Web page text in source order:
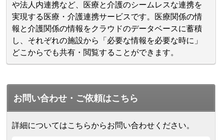
や法人内連携など、医療と介護のシームレスな連携を
実現する医療・介護連携サービスです。医療関係の情
報と介護関係の情報をクラウドのデータベースに蓄積
し、それぞれの施設から「必要な情報を必要な時に」
どこからでも共有・閲覧することができます。
お問い合わせ・ご依頼はこちら
詳細についてはこちらからお問い合わせください。